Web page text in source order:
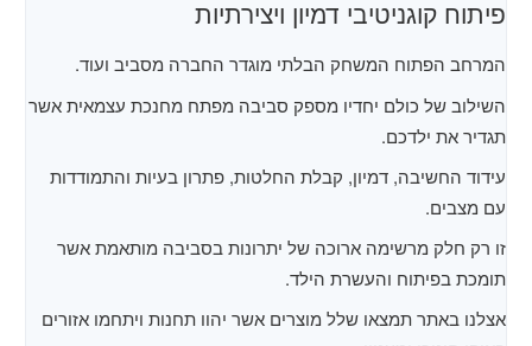
פיתוח קוגניטיבי דמיון ויצירתיות
המרחב הפתוח המשחק הבלתי מוגדר החברה מסביב ועוד.
השילוב של כולם יחדיו מספק סביבה מפתח מחנכת עצמאית אשר
תגדיר את ילדכם.
עידוד החשיבה, דמיון, קבלת החלטות, פתרון בעיות והתמודדות
עם מצבים.
זו רק חלק מרשימה ארוכה של יתרונות בסביבה מותאמת אשר
תומכת בפיתוח והעשרת הילד.
אצלנו באתר תמצאו שלל מוצרים אשר יהוו תחנות ויתחמו אזורים